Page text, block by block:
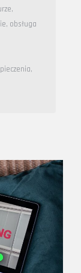
,
, obsługa
,